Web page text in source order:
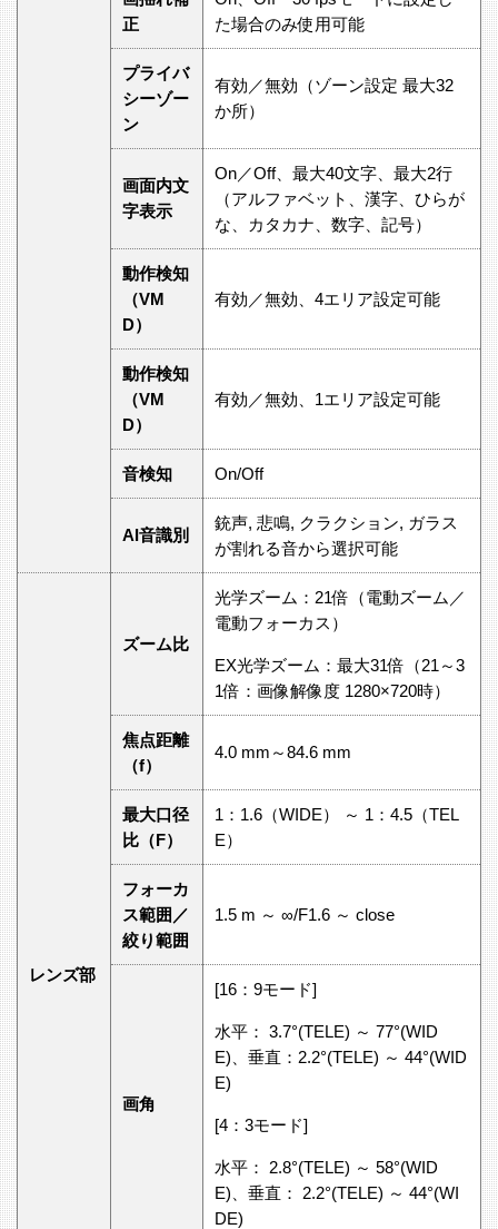
正
た場合のみ使用可能
プライバ
シーゾー
ン
有効／無効（ゾーン設定 最大32
か所）
画面内文
字表示
On／Off、最大40文字、最大2行
（アルファベット、漢字、ひらが
な、カタカナ、数字、記号）
動作検知
（VM
D）
有効／無効、4エリア設定可能
動作検知
（VM
D）
有効／無効、1エリア設定可能
音検知 On/Off
AI音識別
銃声, 悲鳴, クラクション, ガラス
が割れる音から選択可能
レンズ部
ズーム比
光学ズーム：21倍（電動ズーム／
電動フォーカス）
EX光学ズーム：最大31倍（21～3
1倍：画像解像度 1280×720時）
焦点距離
（f）
4.0 mm～84.6 mm
最大口径
比（F）
1：1.6（WIDE） ～ 1：4.5（TEL
E）
フォーカ
ス範囲／
絞り範囲
1.5 m ～ ∞/F1.6 ～ close
画角
[16：9モード]
水平： 3.7°(TELE) ～ 77°(WID
E)、垂直：2.2°(TELE) ～ 44°(WID
E)
[4：3モード]
水平： 2.8°(TELE) ～ 58°(WID
E)、垂直： 2.2°(TELE) ～ 44°(WI
DE)